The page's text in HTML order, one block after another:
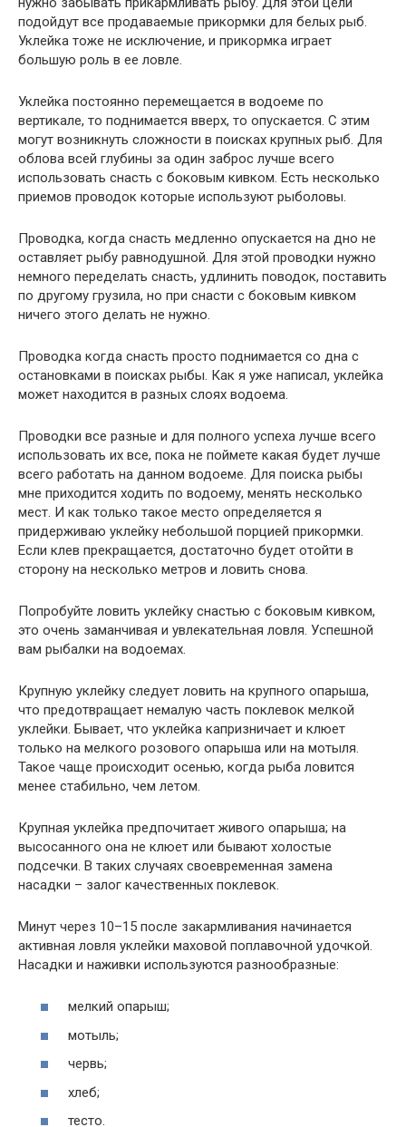
подойдут все продаваемые прикормки для белых рыб.
Уклейка тоже не исключение, и прикормка играет
большую роль в ее ловле.
Уклейка постоянно перемещается в водоеме по
вертикале, то поднимается вверх, то опускается. С этим
могут возникнуть сложности в поисках крупных рыб. Для
облова всей глубины за один заброс лучше всего
использовать снасть с боковым кивком. Есть несколько
приемов проводок которые используют рыболовы.
Проводка, когда снасть медленно опускается на дно не
оставляет рыбу равнодушной. Для этой проводки нужно
немного переделать снасть, удлинить поводок, поставить
по другому грузила, но при снасти с боковым кивком
ничего этого делать не нужно.
Проводка когда снасть просто поднимается со дна с
остановками в поисках рыбы. Как я уже написал, уклейка
может находится в разных слоях водоема.
Проводки все разные и для полного успеха лучше всего
использовать их все, пока не поймете какая будет лучше
всего работать на данном водоеме. Для поиска рыбы
мне приходится ходить по водоему, менять несколько
мест. И как только такое место определяется я
придерживаю уклейку небольшой порцией прикормки.
Если клев прекращается, достаточно будет отойти в
сторону на несколько метров и ловить снова.
Попробуйте ловить уклейку снастью с боковым кивком,
это очень заманчивая и увлекательная ловля. Успешной
вам рыбалки на водоемах.
Крупную уклейку следует ловить на крупного опарыша,
что предотвращает немалую часть поклевок мелкой
уклейки. Бывает, что уклейка капризничает и клюет
только на мелкого розового опарыша или на мотыля.
Такое чаще происходит осенью, когда рыба ловится
менее стабильно, чем летом.
Крупная уклейка предпочитает живого опарыша; на
высосанного она не клюет или бывают холостые
подсечки. В таких случаях своевременная замена
насадки – залог качественных поклевок.
Минут через 10–15 после закармливания начинается
активная ловля уклейки маховой поплавочной удочкой.
Насадки и наживки используются разнообразные:
мелкий опарыш;
мотыль;
червь;
хлеб;
тесто.